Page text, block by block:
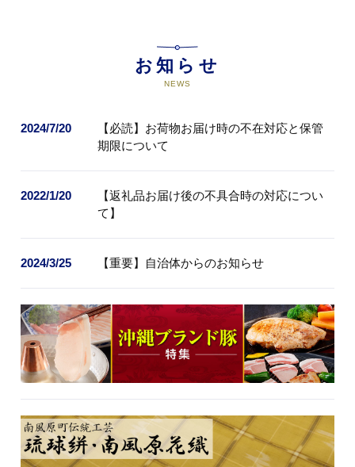
お知らせ
NEWS
2024/7/20
【必読】お荷物お届け時の不在対応と保管
期限について
2022/1/20
【返礼品お届け後の不具合時の対応につい
て】
2024/3/25 【重要】自治体からのお知らせ